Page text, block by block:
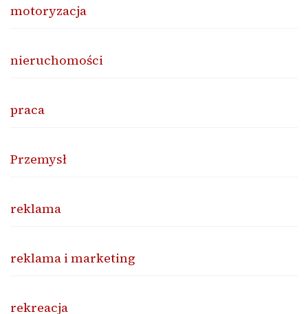
motoryzacja
nieruchomości
praca
Przemysł
reklama
reklama i marketing
rekreacja